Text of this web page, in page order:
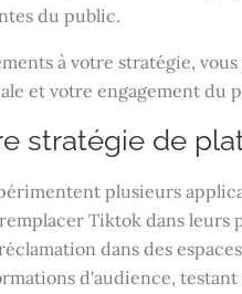
du public.
à votre stratégie,
et votre engagement du
stratégie de
plusieurs
Tiktok dans leurs
dans des
d'audience,